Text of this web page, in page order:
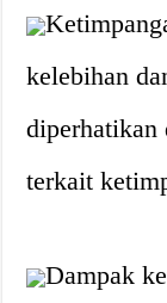
kelebihan
diperhatikan
terkait
Dampak